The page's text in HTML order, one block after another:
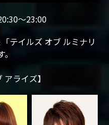
～23:00
テイルズ オブ ルミナリ
アライズ】